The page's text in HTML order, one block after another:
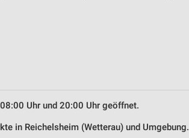
Uhr und 20:00 Uhr geöffnet.
in Reichelsheim (Wetterau) und Umgebung.